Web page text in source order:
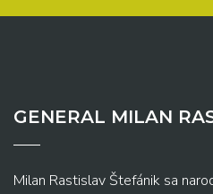
GENERAL MILAN
Milan Rastislav Štefánik sa